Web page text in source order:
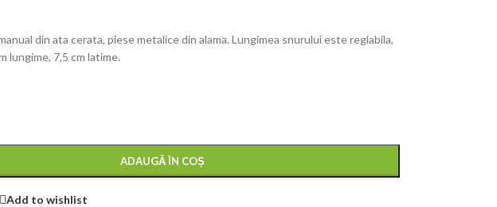
din ata cerata, piese metalice din alama. Lungimea snurului este reglabila,
lungime, 7,5 cm latime.
ADAUGĂ ÎN COȘ
Add to wishlist